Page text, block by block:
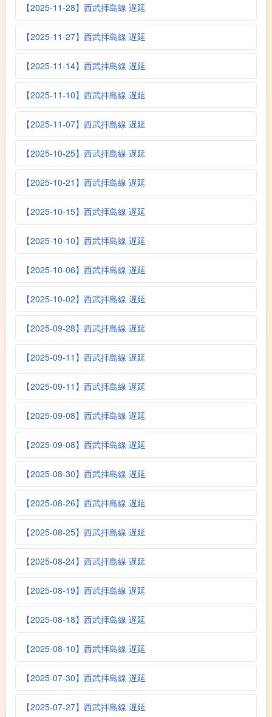
【2025-11-28】西武拝島線 遅延
【2025-11-27】西武拝島線 遅延
【2025-11-14】西武拝島線 遅延
【2025-11-10】西武拝島線 遅延
【2025-11-07】西武拝島線 遅延
【2025-10-25】西武拝島線 遅延
【2025-10-21】西武拝島線 遅延
【2025-10-15】西武拝島線 遅延
【2025-10-10】西武拝島線 遅延
【2025-10-06】西武拝島線 遅延
【2025-10-02】西武拝島線 遅延
【2025-09-28】西武拝島線 遅延
【2025-09-11】西武拝島線 遅延
【2025-09-11】西武拝島線 遅延
【2025-09-08】西武拝島線 遅延
【2025-09-08】西武拝島線 遅延
【2025-08-30】西武拝島線 遅延
【2025-08-26】西武拝島線 遅延
【2025-08-25】西武拝島線 遅延
【2025-08-24】西武拝島線 遅延
【2025-08-19】西武拝島線 遅延
【2025-08-18】西武拝島線 遅延
【2025-08-10】西武拝島線 遅延
【2025-07-30】西武拝島線 遅延
【2025-07-27】西武拝島線 遅延